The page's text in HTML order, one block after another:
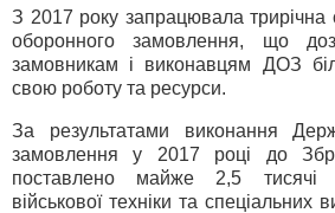
З 2017 року запрацювала
оборонного замовлення, що
замовникам і виконавцям ДОЗ
свою роботу та ресурси.
За результатами виконання
замовлення у 2017 році до
поставлено майже 2,5 тисячі
військової техніки та спеціальних